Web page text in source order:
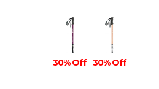
30% Off 30% Off